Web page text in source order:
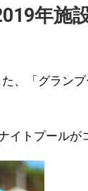
年施
、「グラン
トプールが